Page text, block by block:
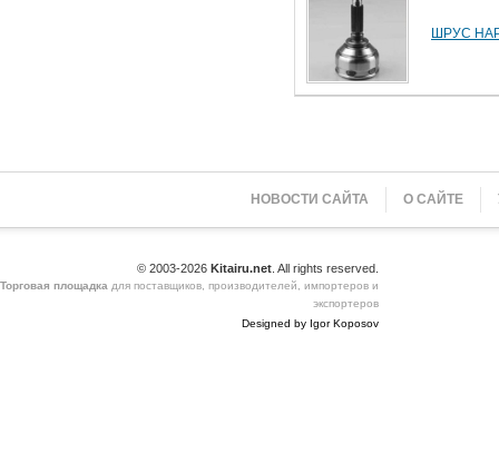
ШРУС
НОВОСТИ САЙТА О САЙТЕ
© 2003-2026 Kitairu.net . All rights reserved.
Торговая площадка для поставщиков, производителей, импортеров и
экспортеров
Designed by Igor Koposov